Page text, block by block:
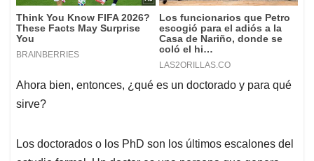
Ahora bien, entonces, ¿qué es un doctorado y para qué
sirve?
Los doctorados o los PhD son los últimos escalones del